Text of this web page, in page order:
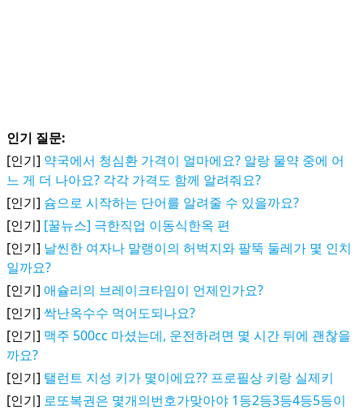
인기 질문:
[인기] 약국에서 청심환 가격이 얼마에요? 알랑 물약 중에 어
느 게 더 나아요? 각각 가격도 함께 알려줘요?
[인기] 슘으로 시작하는 단어를 알려줄 수 있을까요?
[인기] [꿀뉴스] 극한직업 이동식한옥 편
[인기] 날씬한 여자나 말랭이의 허벅지와 팔뚝 둘레가 몇 인치
일까요?
[인기] 애슐리의 브레이크타임이 언제인가요?
[인기] 싹난옥수수 먹어도되나요?
[인기] 맥주 500cc 마셨는데, 운전하려면 몇 시간 뒤에 괜찮을
까요?
[인기] 탤런트 지성 키가 몇이에요?? 프로필상 키랑 실제키
[인기] 로또복권은 몇개의번호가맞아야 1등2등3등4등5등이